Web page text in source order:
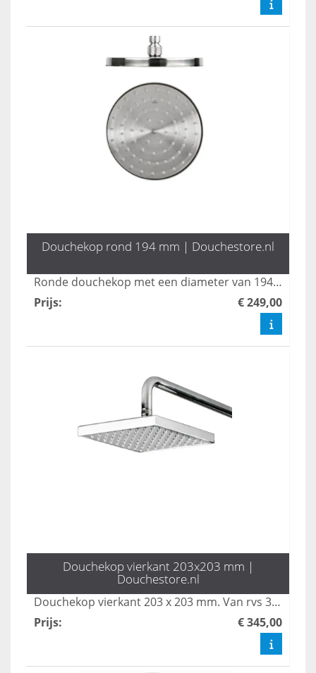
Douchekop rond 194 mm | Douchestore.nl
Ronde douchekop met een diameter van 194 mm. Van rvs 304.
Prijs: € 249,00
Douchekop vierkant 203x203 mm |
Douchestore.nl
Douchekop vierkant 203 x 203 mm. Van rvs 304.
Prijs: € 345,00